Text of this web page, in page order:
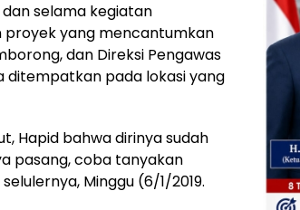
selama kegiatan
proyek yang mencantumkan
dan Direksi Pengawas
ditempatkan pada lokasi yang
Hapid bahwa dirinya sudah
pasang, coba tanyakan
Minggu (6/1/2019.